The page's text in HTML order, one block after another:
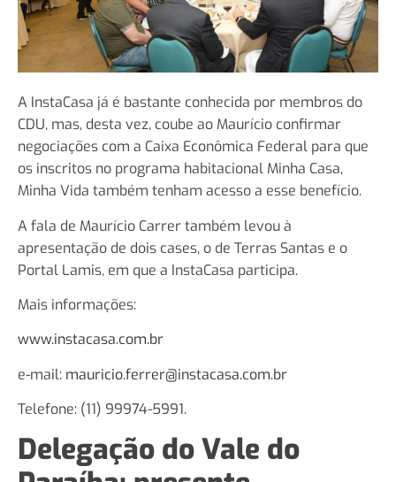
A InstaCasa já é bastante conhecida por membros do
CDU, mas, desta vez, coube ao Maurício confirmar
negociações com a Caixa Econômica Federal para que
os inscritos no programa habitacional Minha Casa,
Minha Vida também tenham acesso a esse benefício.
A fala de Maurício Carrer também levou à
apresentação de dois cases, o de Terras Santas e o
Portal Lamis, em que a InstaCasa participa.
Mais informações:
www.instacasa.com.br
e-mail: mauricio.ferrer@instacasa.com.br
Telefone: (11) 99974-5991.
Delegação do Vale do